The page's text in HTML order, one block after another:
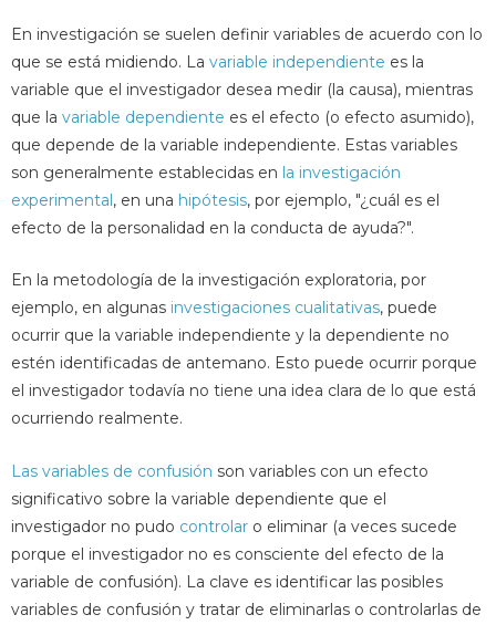
En investigación se suelen definir variables de acuerdo con lo
que se está midiendo. La variable independiente es la
variable que el investigador desea medir (la causa), mientras
que la variable dependiente es el efecto (o efecto asumido),
que depende de la variable independiente. Estas variables
son generalmente establecidas en la investigación
experimental, en una hipótesis, por ejemplo, "¿cuál es el
efecto de la personalidad en la conducta de ayuda?".
En la metodología de la investigación exploratoria, por
ejemplo, en algunas investigaciones cualitativas, puede
ocurrir que la variable independiente y la dependiente no
estén identificadas de antemano. Esto puede ocurrir porque
el investigador todavía no tiene una idea clara de lo que está
ocurriendo realmente.
Las variables de confusión son variables con un efecto
significativo sobre la variable dependiente que el
investigador no pudo controlar o eliminar (a veces sucede
porque el investigador no es consciente del efecto de la
variable de confusión). La clave es identificar las posibles
variables de confusión y tratar de eliminarlas o controlarlas de